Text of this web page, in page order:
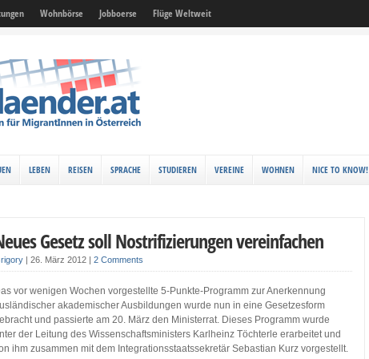
Wohnbörse Jobboerse Flüge Weltweit
LEBEN REISEN SPRACHE STUDIEREN VEREINE WOHNEN NICE TO KNOW!
Gesetz soll Nostrifizierungen vereinfachen
|26. März 2012 |2 Comments
vor wenigen Wochen vorgestellte 5-Punkte-Programm zur Anerkennung
akademischer Ausbildungen wurde nun in eine Gesetzesform
und passierte am 20. März den Ministerrat. Dieses Programm wurde
der Leitung des Wissenschaftsministers Karlheinz Töchterle erarbeitet und
ihm zusammen mit dem Integrationsstaatssekretär Sebastian Kurz vorgestellt.